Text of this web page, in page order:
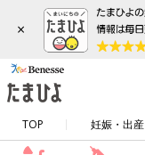
×
TOP 妊娠・出産